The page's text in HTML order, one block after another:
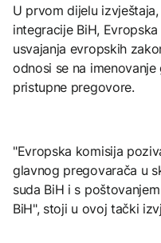
U prvom dijelu
integracije BiH,
usvajanja evropskih
odnosi se na
pristupne pregovore.
"Evropska komisija
glavnog pregovarača u
suda BiH i s
BiH", stoji u ovoj tački